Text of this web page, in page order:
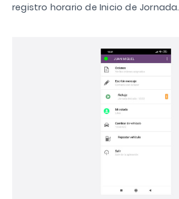
registro horario de Inicio de Jornada.